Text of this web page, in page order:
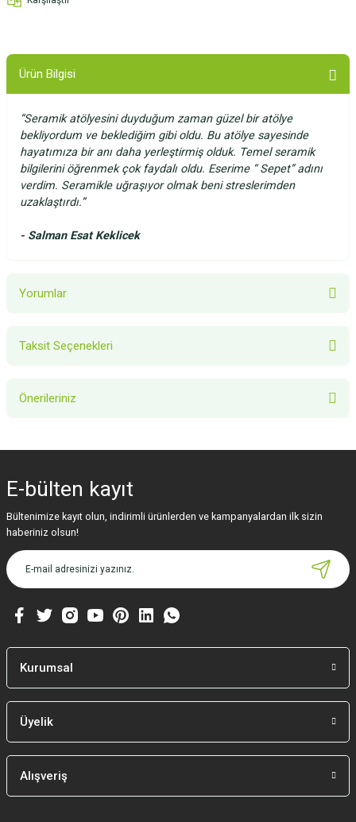
Ürün Bilgisi
“Seramik atölyesini duyduğum zaman güzel bir atölye
bekliyordum ve beklediğim gibi oldu. Bu atölye sayesinde
hayatımıza bir anı daha yerleştirmiş olduk. Temel seramik
bilgilerini öğrenmek çok faydalı oldu. Eserime “ Sepet” adını
verdim. Seramikle uğraşıyor olmak beni streslerimden
uzaklaştırdı.”
- Salman Esat Keklicek
Yorumlar
Taksit Seçenekleri
Önerileriniz
Görüş ve önerileriniz için teşekkür ederiz.
Ürün resmi kalitesiz, bozuk veya görüntülenemiyor.
Ürün açıklamasında eksik bilgiler bulunuyor.
Ürün bilgilerinde hatalar bulunuyor.
Bu ürüne benzer farklı alternatifler olmalı.
E-bülten kayıt
Bültenimize kayıt olun, indirimli ürünlerden ve kampanyalardan ilk sizin
haberiniz olsun!
Kurumsal
Üyelik
Alışveriş